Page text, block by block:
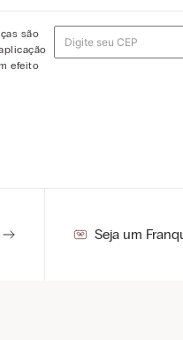
são
efeito
Seja um